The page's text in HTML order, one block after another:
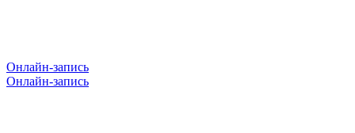
Онлайн-запись
Онлайн-запись